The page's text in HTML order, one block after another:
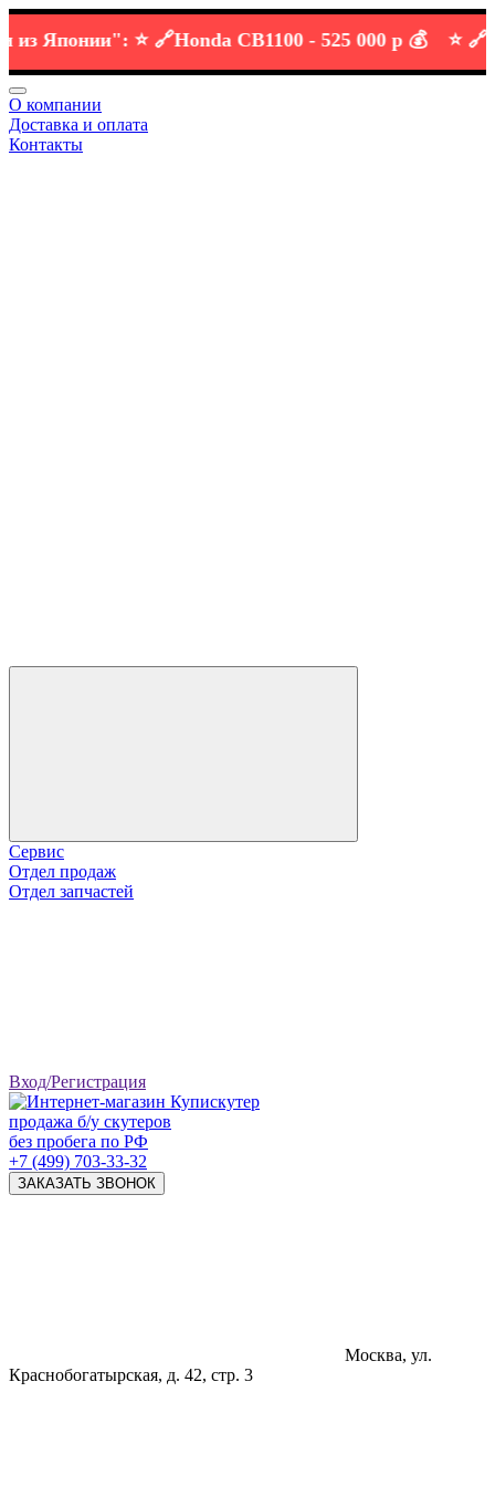
⭐️ 🔗 Honda CB1100 -525 000 р 💰 ⭐️ 🔗
О компании
Доставка и оплата
Контакты
Сервис
Отдел продаж
Отдел запчастей
Вход/Регистрация
продажа б/у скутеров
без пробега по РФ
+7 (499) 703-33-32
ЗАКАЗАТЬ ЗВОНОК
Москва, ул.
Краснобогатырская, д. 42, стр. 3